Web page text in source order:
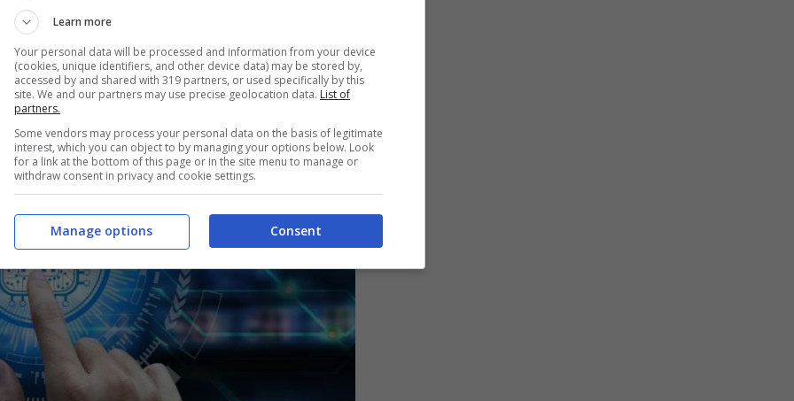
Learn more
Your personal data will be processed and information from your device
(cookies, unique identifiers, and other device data) may be stored by,
accessed by and shared with 319 partners, or used specifically by this
site. We and our partners may use precise geolocation data. List of
partners.
Some vendors may process your personal data on the basis of legitimate
interest, which you can object to by managing your options below. Look
for a link at the bottom of this page or in the site menu to manage or
withdraw consent in privacy and cookie settings.
Consent
Manage options